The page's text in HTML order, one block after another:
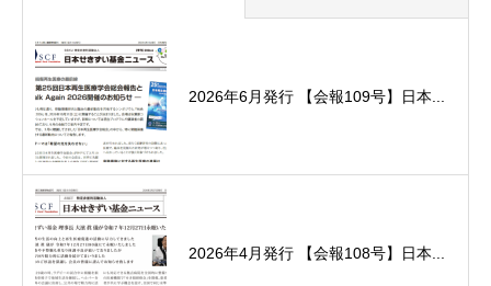
2026年6月発行 【会報109号】日本...
2026年4月発行 【会報108号】日本...